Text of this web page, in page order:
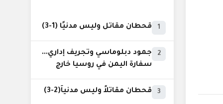
1 قحطان مقاتل وليس مدنيًا (1-3)
2
جمود دبلوماسي وتجريف إداري...
سفارة اليمن في روسيا خارج
3 قحطان مقاتلاً وليس مدنياً(2-3)